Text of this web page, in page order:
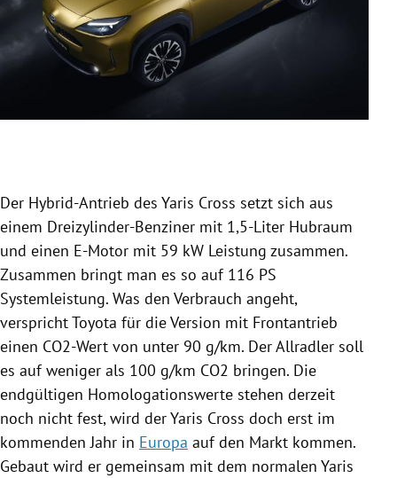
Der Hybrid-Antrieb des Yaris Cross setzt sich aus
einem Dreizylinder-Benziner mit 1,5-Liter Hubraum
und einen E-Motor mit 59 kW Leistung zusammen.
Zusammen bringt man es so auf 116 PS
Systemleistung. Was den Verbrauch angeht,
versprichtToyota für die Version mit Frontantrieb
einen CO2-Wert von unter 90 g/km. Der Allradler soll
es auf weniger als 100 g/km CO2 bringen. Die
endgültigen Homologationswerte stehen derzeit
noch nicht fest, wird der Yaris Cross doch erst im
kommenden Jahr in Europa auf den Markt kommen.
Gebaut wird er gemeinsam mit dem normalen Yaris